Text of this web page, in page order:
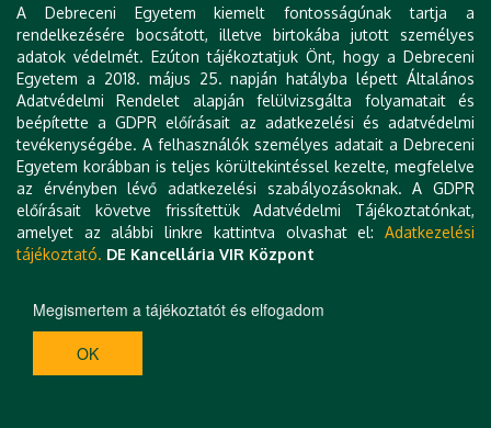
A Debreceni Egyetem kiemelt fontosságúnak tartja a
rendelkezésére bocsátott, illetve birtokába jutott személyes
adatok védelmét. Ezúton tájékoztatjuk Önt, hogy a Debreceni
Egyetem a 2018. május 25. napján hatályba lépett Általános
Adatvédelmi Rendelet alapján felülvizsgálta folyamatait és
beépítette a GDPR előírásait az adatkezelési és adatvédelmi
tevékenységébe. A felhasználók személyes adatait a Debreceni
Egyetem korábban is teljes körültekintéssel kezelte, megfelelve
az érvényben lévő adatkezelési szabályozásoknak. A GDPR
előírásait követve frissítettük Adatvédelmi Tájékoztatónkat,
amelyet az alábbi linkre kattintva olvashat el: Adatkezelési
tájékoztató. DE Kancellária VIR Központ
Megismertem a tájékoztatót és elfogadom
OK